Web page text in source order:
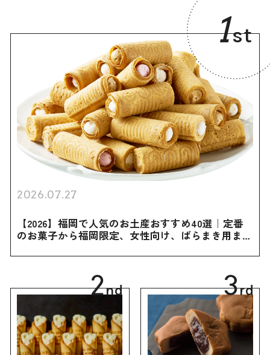
1st
2026.07.27
【2026】福岡で人気のお土産おすすめ40選｜定番
のお菓子から福岡限定、女性向け、ばらまき用まで
2nd 3rd